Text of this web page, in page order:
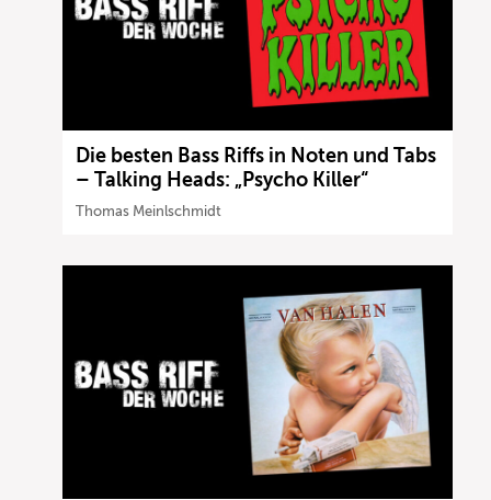
Die besten Bass Riffs in Noten und Tabs
– Talking Heads: „Psycho Killer“
Thomas Meinlschmidt